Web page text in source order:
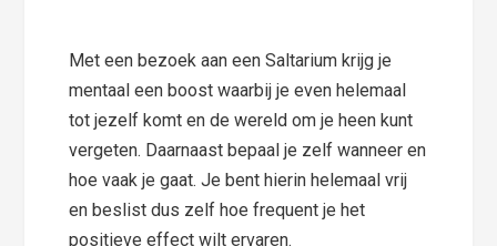
Met een bezoek aan een Saltarium krijg je
mentaal een boost waarbij je even helemaal
tot jezelf komt en de wereld om je heen kunt
vergeten. Daarnaast bepaal je zelf wanneer en
hoe vaak je gaat. Je bent hierin helemaal vrij
en beslist dus zelf hoe frequent je het
positieve effect wilt ervaren.